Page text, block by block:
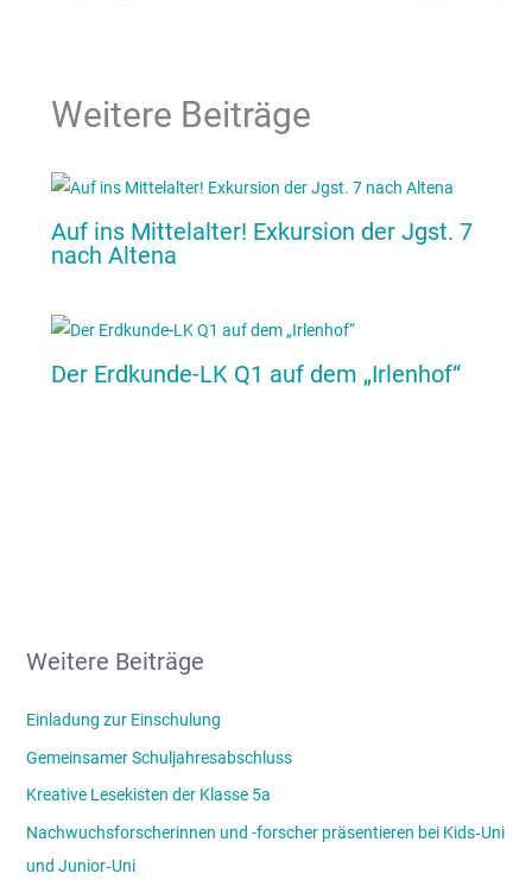
Weitere Beiträge
Auf ins Mittelalter! Exkursion der Jgst. 7
nach Altena
Der Erdkunde-LK Q1 auf dem „Irlenhof“
Weitere Beiträge
Einladung zur Einschulung
Gemeinsamer Schuljahresabschluss
Kreative Lesekisten der Klasse 5a
Nachwuchsforscherinnen und -forscher präsentieren bei Kids‑Uni
und Junior‑Uni